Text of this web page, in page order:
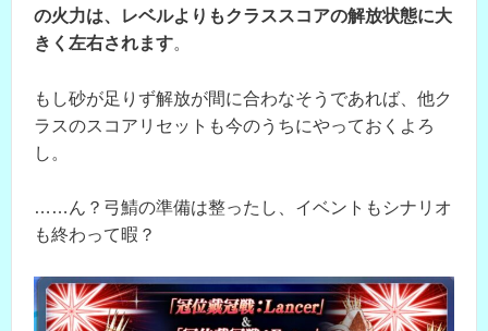
の火力は、レベルよりもクラススコアの解放状態に大
きく左右されます。
もし砂が足りず解放が間に合わなそうであれば、他ク
ラスのスコアリセットも今のうちにやっておくよろ
し。
……ん？弓鯖の準備は整ったし、イベントもシナリオ
も終わって暇？